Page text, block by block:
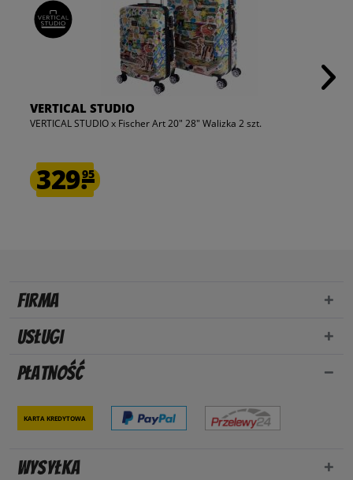
VERTICAL STUDIO
VERTICAL STUDIO x Fischer Art 20" 28" Walizka 2 szt.
329.95
Firma
Usługi
Płatność
Karta kredytowa
Wysyłka